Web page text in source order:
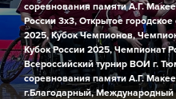
соревнования памяти А.Г.
России 3х3, Открытое
2025, Кубок Чемпионов,
Кубок России 2025, Чемпионат
Всероссийский турнир ВОИ г.
соревнования памяти А.Г.
г.Благодарный, Международный